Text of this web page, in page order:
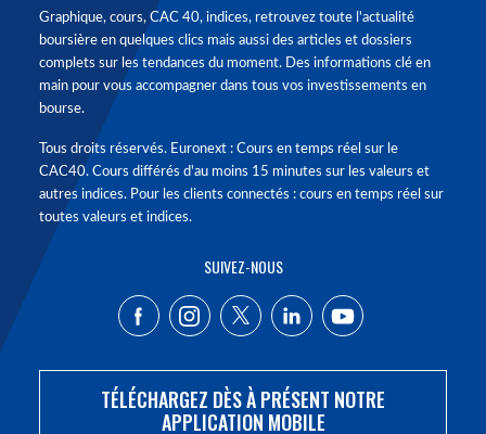
Graphique, cours, CAC 40, indices, retrouvez toute l'actualité
boursière en quelques clics mais aussi des articles et dossiers
complets sur les tendances du moment. Des informations clé en
main pour vous accompagner dans tous vos investissements en
bourse.
Tous droits réservés. Euronext : Cours en temps réel sur le
CAC40. Cours différés d'au moins 15 minutes sur les valeurs et
autres indices. Pour les clients connectés : cours en temps réel sur
toutes valeurs et indices.
SUIVEZ-NOUS
TÉLÉCHARGEZ DÈS À PRÉSENT NOTRE
APPLICATION MOBILE